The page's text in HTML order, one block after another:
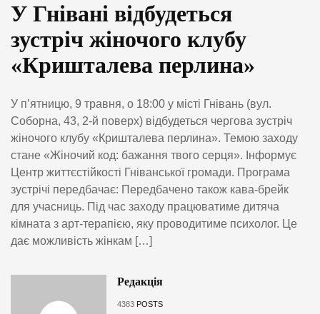
У Гнівані відбудеться
зустріч жіночого клубу
«Кришталева перлина»
У п’ятницю, 9 травня, о 18:00 у місті Гнівань (вул.
Соборна, 43, 2-й поверх) відбудеться чергова зустріч
жіночого клубу «Кришталева перлина». Темою заходу
стане «Жіночий код: бажання твого серця». Інформує
Центр життєстійкості Гніванської громади. Програма
зустрічі передбачає: Передбачено також кава-брейк
для учасниць. Під час заходу працюватиме дитяча
кімната з арт-терапією, яку проводитиме психолог. Це
дає можливість жінкам […]
Редакція
4383 POSTS